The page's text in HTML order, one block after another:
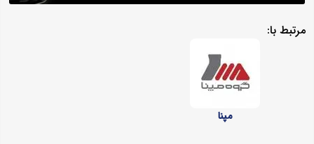
مرتبط با:
مپنا